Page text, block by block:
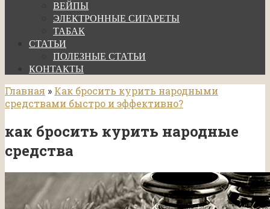
ВЕЙПЫ
ЭЛЕКТРОННЫЕ СИГАРЕТЫ
ТАБАК
СТАТЬИ
ПОЛЕЗНЫЕ СТАТЬИ
КОНТАКТЫ
Главная » Как бросить курить народными
средствами быстро и эффективно?
как бросить курить народные
средства